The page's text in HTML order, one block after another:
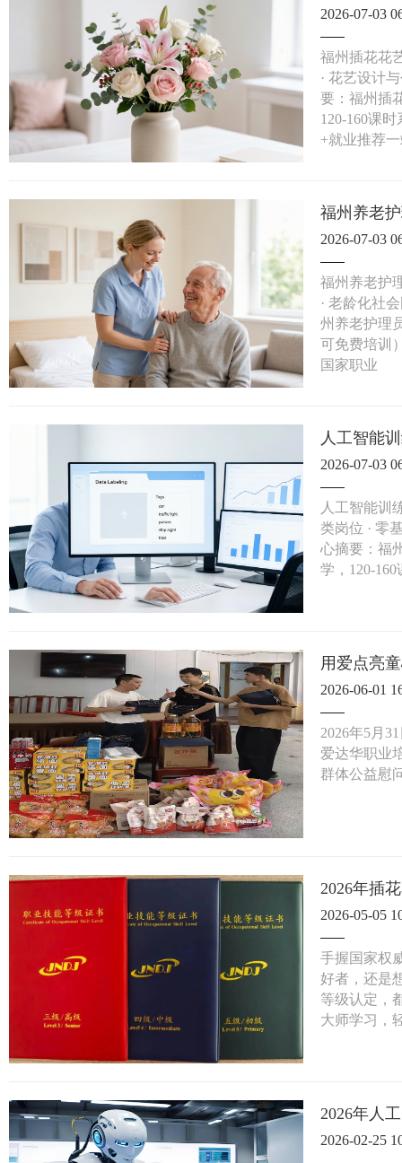
2026-07-03
福州插花花
· 花艺设计
要：福州插
120-160课
+就业推荐
福州养老
2026-07-03
福州养老护
· 老龄化社
州养老护理
可免费培训
国家职业
人工智能
2026-07-03
人工智能训
类岗位 · 零
心摘要：福
学，120-
用爱点亮
2026-06-01
2026年5月
爱达华职业
群体公益慰
2026-05-05
手握国家权
好者，还是
等级认定，
大师学习，
2026年人
2026-02-25